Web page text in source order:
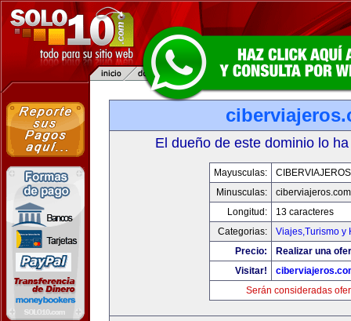
El dueño de este dominio lo
Mayusculas:
Minusculas:
ciberviajeros.com
Longitud:
13 caracteres
Categorias:
Viajes,Turismo y
Precio:
Realizar una
Visitar!
Serán consideradas